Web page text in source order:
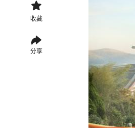
收藏
分享